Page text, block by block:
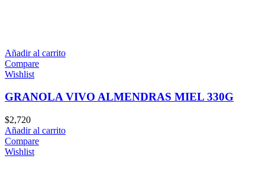
Añadir al carrito
Compare
Wishlist
GRANOLA VIVO ALMENDRAS MIEL 330G
$2,720
Añadir al carrito
Compare
Wishlist